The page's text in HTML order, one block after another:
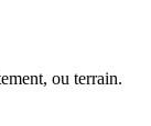
ou terrain.